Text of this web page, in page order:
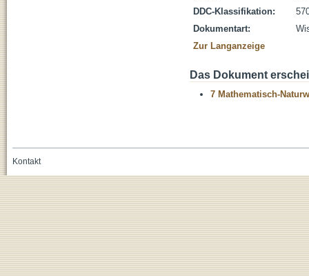
DDC-Klassifikation:
Dokumentart:
Zur Langanzeige
Das Dokument
7 Mathematisch-
Kontakt